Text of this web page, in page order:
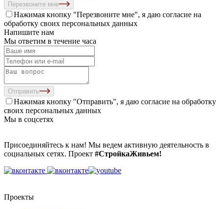
Перезвоните мне
Нажимая кнопку "Перезвоните мне", я даю согласие на
обработку своих персональных данных
Напишите нам
Мы ответим в течение часа
Отправить
Нажимая кнопку "Отправить", я даю согласие на обработку
своих персональных данных
Мы в соцсетях
Присоединяйтесь к нам! Мы ведем активную деятельность в
социальных сетях. Проект #СтройкаЖивьем!
Проекты